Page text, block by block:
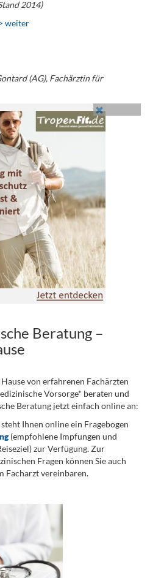
2014)
weiter
(AG), Fachärztin für
Beratung –
von erfahrenen Fachärzten
Vorsorge* beraten und
Beratung jetzt einfach online an:
Ihnen online ein Fragebogen
(empfohlene Impfungen und
zur Verfügung. Zur
Fragen können Sie auch
Facharzt vereinbaren.